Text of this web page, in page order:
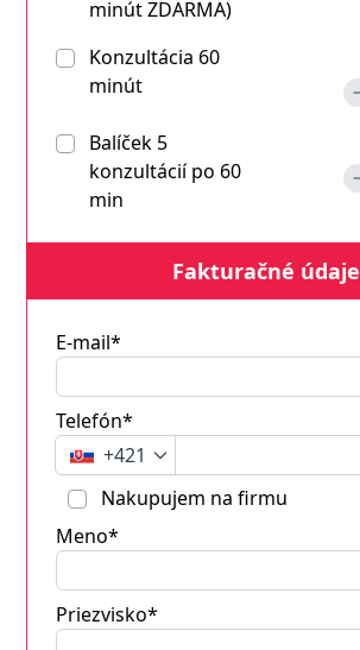
minút ZDARMA)
Konzultácia 60
minút
Balíček 5
konzultácií po 60
min
Fakturačné údaje
E-mail*
Telefón*
+421
Nakupujem na firmu
Meno*
Priezvisko*